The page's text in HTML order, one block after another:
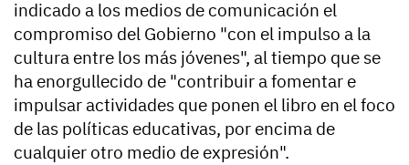
indicado a los medios de comunicación el
compromiso del Gobierno "con el impulso a la
cultura entre los más jóvenes", al tiempo que se
ha enorgullecido de "contribuir a fomentar e
impulsar actividades que ponen el libro en el foco
de las políticas educativas, por encima de
cualquier otro medio de expresión".